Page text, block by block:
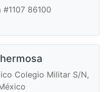
86100
Colegio Militar S/N,